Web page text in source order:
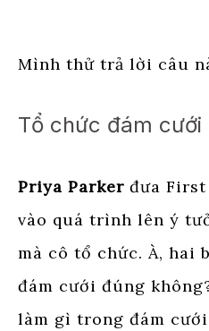
Mình thử trả lời câu
Tổ chức đám cưới
Priya Parker đưa
vào quá trình lên ý
mà cô tổ chức. À, hai
đám cưới đúng
làm gì trong đám cưới